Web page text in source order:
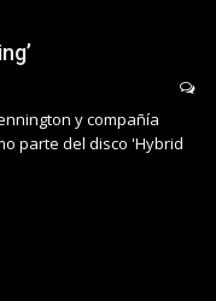
y compañía
parte del disco 'Hybrid